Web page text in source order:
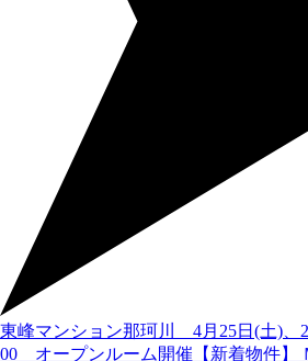
東峰マンション那珂川 4月25日(土)、
00 オープンルーム開催 【新着物件】